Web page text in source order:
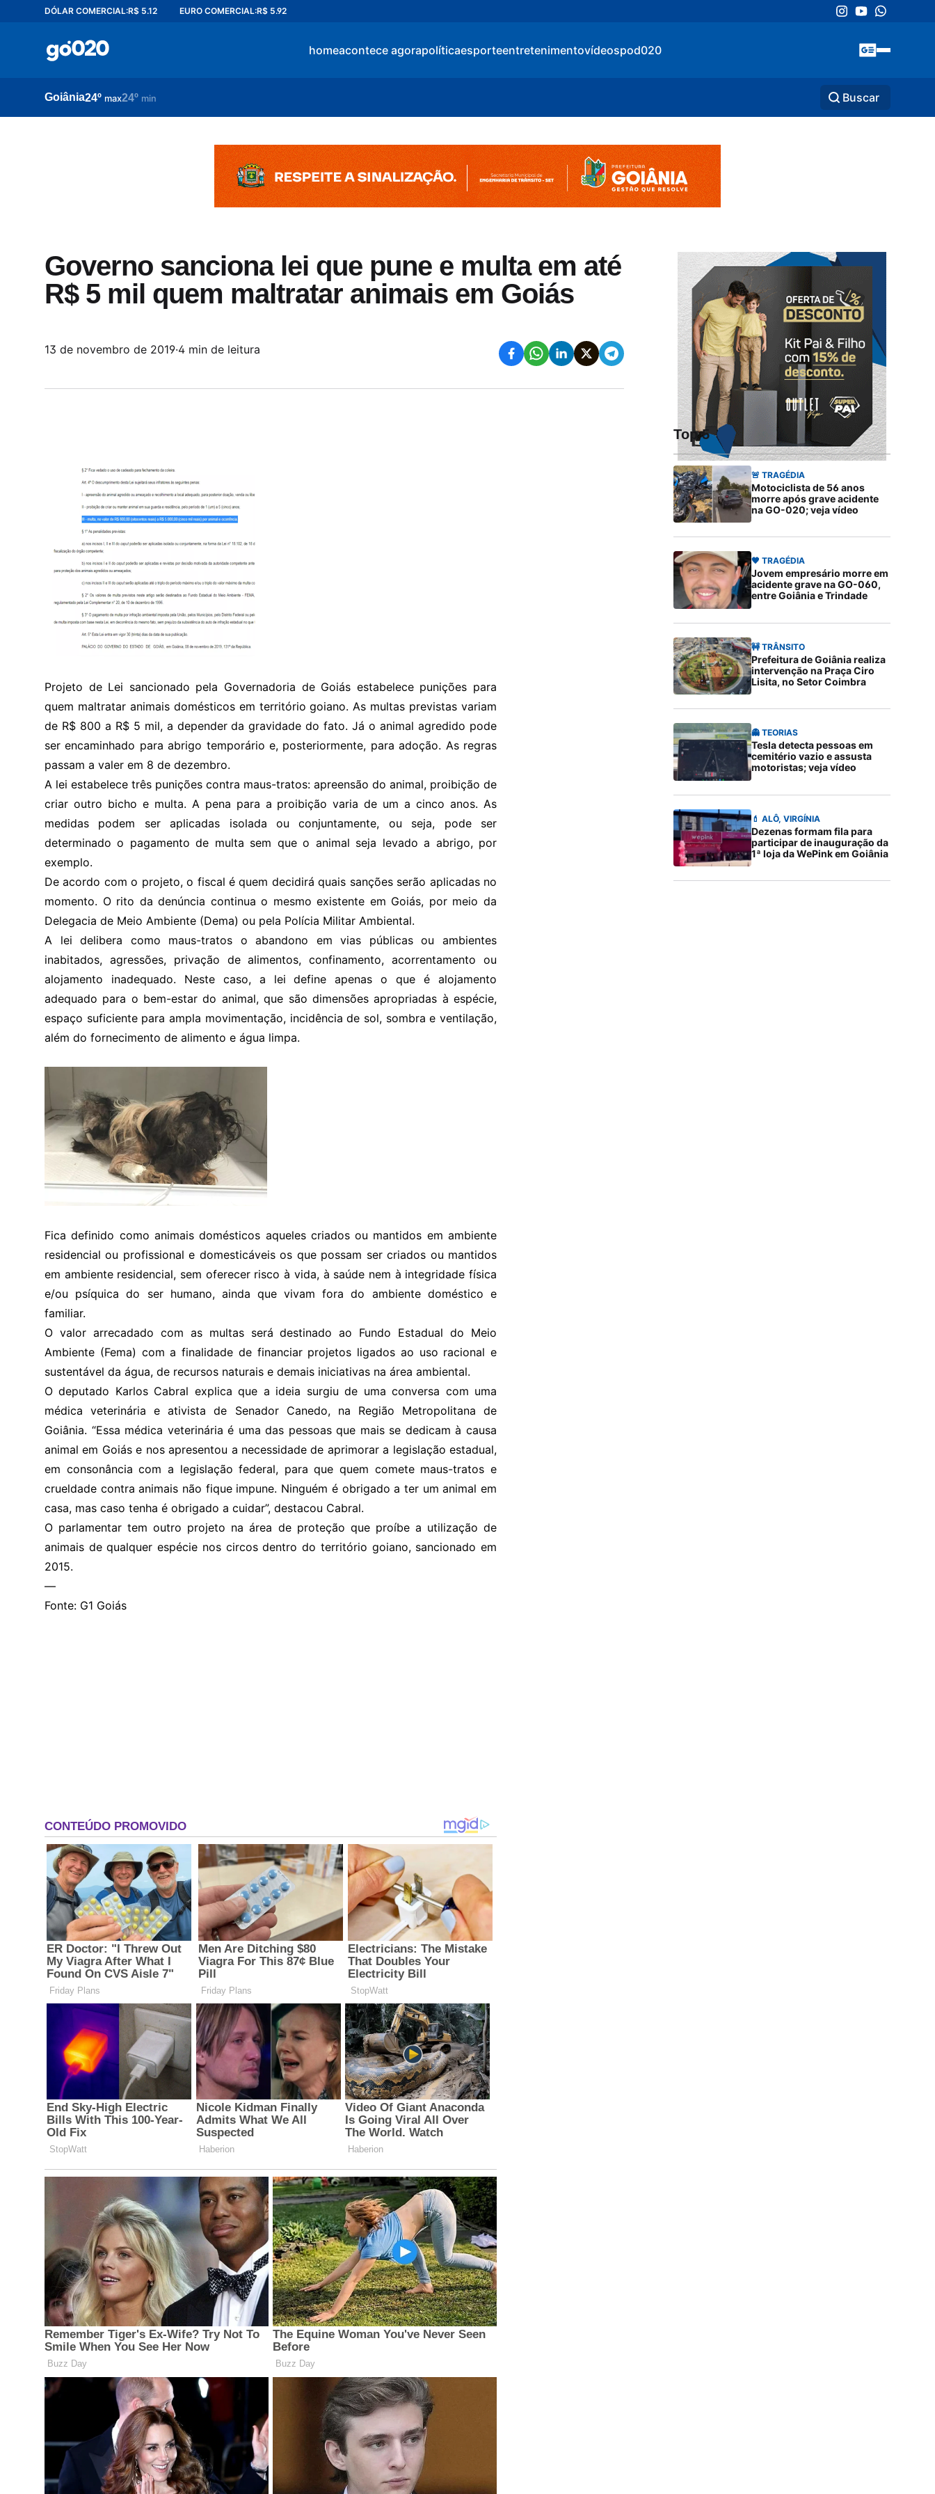
DÓLAR COMERCIAL:R$ 5.12 EURO COMERCIAL:R$ 5.92
homeacontece agorapolíticaesporteentretenimentovídeospod020
Goiânia24º max24º min Buscar
Governo sanciona lei que pune e multa em até
R$ 5 mil quem maltratar animais em Goiás
13 de novembro de 2019·4 min de leitura
Projeto de Lei sancionado pela Governadoria de Goiás estabelece punições para
quem maltratar animais domésticos em território goiano. As multas previstas variam
de R$ 800 a R$ 5 mil, a depender da gravidade do fato. Já o animal agredido pode
ser encaminhado para abrigo temporário e, posteriormente, para adoção. As regras
passam a valer em 8 de dezembro.
A lei estabelece três punições contra maus-tratos: apreensão do animal, proibição de
criar outro bicho e multa. A pena para a proibição varia de um a cinco anos. As
medidas podem ser aplicadas isolada ou conjuntamente, ou seja, pode ser
determinado o pagamento de multa sem que o animal seja levado a abrigo, por
exemplo.
De acordo com o projeto, o fiscal é quem decidirá quais sanções serão aplicadas no
momento. O rito da denúncia continua o mesmo existente em Goiás, por meio da
Delegacia de Meio Ambiente (Dema) ou pela Polícia Militar Ambiental.
A lei delibera como maus-tratos o abandono em vias públicas ou ambientes
inabitados, agressões, privação de alimentos, confinamento, acorrentamento ou
alojamento inadequado. Neste caso, a lei define apenas o que é alojamento
adequado para o bem-estar do animal, que são dimensões apropriadas à espécie,
espaço suficiente para ampla movimentação, incidência de sol, sombra e ventilação,
além do fornecimento de alimento e água limpa.
Fica definido como animais domésticos aqueles criados ou mantidos em ambiente
residencial ou profissional e domesticáveis os que possam ser criados ou mantidos
em ambiente residencial, sem oferecer risco à vida, à saúde nem à integridade física
e/ou psíquica do ser humano, ainda que vivam fora do ambiente doméstico e
familiar.
O valor arrecadado com as multas será destinado ao Fundo Estadual do Meio
Ambiente (Fema) com a finalidade de financiar projetos ligados ao uso racional e
sustentável da água, de recursos naturais e demais iniciativas na área ambiental.
O deputado Karlos Cabral explica que a ideia surgiu de uma conversa com uma
médica veterinária e ativista de Senador Canedo, na Região Metropolitana de
Goiânia. “Essa médica veterinária é uma das pessoas que mais se dedicam à causa
animal em Goiás e nos apresentou a necessidade de aprimorar a legislação estadual,
em consonância com a legislação federal, para que quem comete maus-tratos e
crueldade contra animais não fique impune. Ninguém é obrigado a ter um animal em
casa, mas caso tenha é obrigado a cuidar”, destacou Cabral.
O parlamentar tem outro projeto na área de proteção que proíbe a utilização de
animais de qualquer espécie nos circos dentro do território goiano, sancionado em
2015.
—
Fonte: G1 Goiás
Top 5
🚨 TRAGÉDIA
Motociclista de 56 anos
morre após grave acidente
na GO-020; veja vídeo
🖤 TRAGÉDIA
Jovem empresário morre em
acidente grave na GO-060,
entre Goiânia e Trindade
🚧 TRÂNSITO
Prefeitura de Goiânia realiza
intervenção na Praça Ciro
Lisita, no Setor Coimbra
👻 TEORIAS
Tesla detecta pessoas em
cemitério vazio e assusta
motoristas; veja vídeo
💄 ALÔ, VIRGÍNIA
Dezenas formam fila para
participar de inauguração da
1ª loja da WePink em Goiânia
acontece agora
esporte